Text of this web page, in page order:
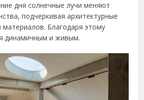
дня солнечные лучи меняют
подчеркивая архитектурные
Благодаря этому
динамичным и живым.